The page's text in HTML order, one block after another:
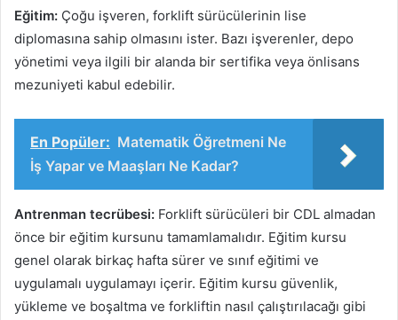
Eğitim: Çoğu işveren, forklift sürücülerinin lise
diplomasına sahip olmasını ister. Bazı işverenler, depo
yönetimi veya ilgili bir alanda bir sertifika veya önlisans
mezuniyeti kabul edebilir.
En Popüler: Matematik Öğretmeni Ne
İş Yapar ve Maaşları Ne Kadar?
Antrenman tecrübesi: Forklift sürücüleri bir CDL almadan
önce bir eğitim kursunu tamamlamalıdır. Eğitim kursu
genel olarak birkaç hafta sürer ve sınıf eğitimi ve
uygulamalı uygulamayı içerir. Eğitim kursu güvenlik,
yükleme ve boşaltma ve forkliftin nasıl çalıştırılacağı gibi